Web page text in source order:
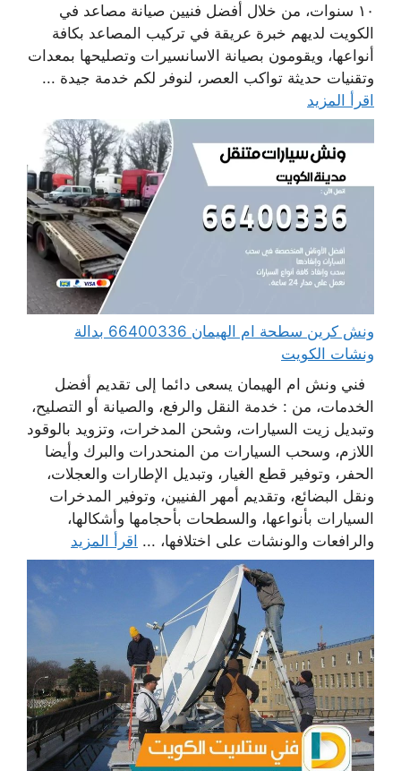
١٠ سنوات، من خلال أفضل فنيين صيانة مصاعد في
الكويت لديهم خبرة عريقة في تركيب المصاعد بكافة
أنواعها، ويقومون بصيانة الاسانسيرات وتصليحها بمعدات
وتقنيات حديثة تواكب العصر، لنوفر لكم خدمة جيدة ...
اقرأ المزيد
ونش كرين سطحة ام الهيمان 66400336 بدالة
ونشات الكويت
فني ونش ام الهيمان يسعى دائما إلى تقديم أفضل
الخدمات، من : خدمة النقل والرفع، والصيانة أو التصليح،
وتبديل زيت السيارات، وشحن المدخرات، وتزويد بالوقود
اللازم، وسحب السيارات من المنحدرات والبرك وأيضا
الحفر، وتوفير قطع الغيار، وتبديل الإطارات والعجلات،
ونقل البضائع، وتقديم أمهر الفنيين، وتوفير المدخرات
السيارات بأنواعها، والسطحات بأحجامها وأشكالها،
والرافعات والونشات على اختلافها، ... اقرأ المزيد